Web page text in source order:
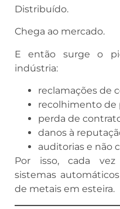
Distribuído.
Chega ao mercado.
E então surge o
indústria:
reclamações de
recolhimento de
perda de
danos à
auditorias e não
Por isso, cada vez
sistemas
de metais em esteira.